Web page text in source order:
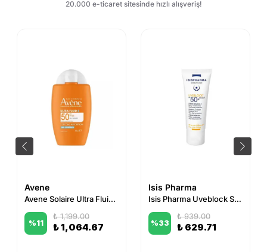
Avene
Avene Solaire Ultra Fluide Oil Control SPF50 50 ml
%11
₺ 1,199.00
₺ 1,064.67
Isis Pharma
Isis Pharma Uveblock SPF 50+ Mineral Cream 40 ml
%33
₺ 939.00
₺ 629.71